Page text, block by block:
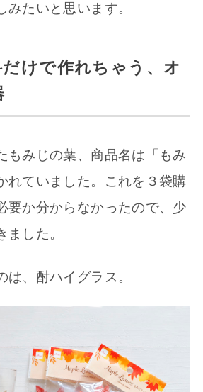
みたいと思います。
だけで作れちゃう、オ
もみじの葉、商品名は「もみ
れていました。これを３袋購
要か分からなかったので、少
ました。
は、酎ハイグラス。